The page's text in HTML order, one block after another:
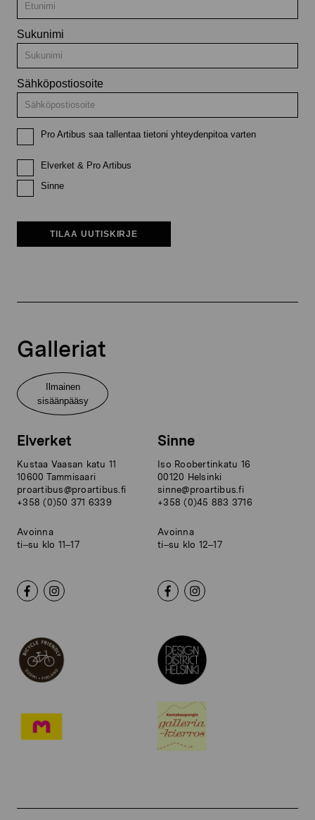
Sukunimi
Sähköpostiosoite
Pro Artibus saa tallentaa tietoni yhteydenpitoa varten
Elverket & Pro Artibus
Sinne
TILAA UUTISKIRJE
Galleriat
Ilmainen
sisäänpääsy
Elverket
Kustaa Vaasan katu 11
10600 Tammisaari
proartibus@proartibus.fi
+358 (0)50 371 6339
Avoinna
ti–su klo 11–17
Sinne
Iso Roobertinkatu 16
00120 Helsinki
sinne@proartibus.fi
+358 (0)45 883 3716
Avoinna
ti–su klo 12–17